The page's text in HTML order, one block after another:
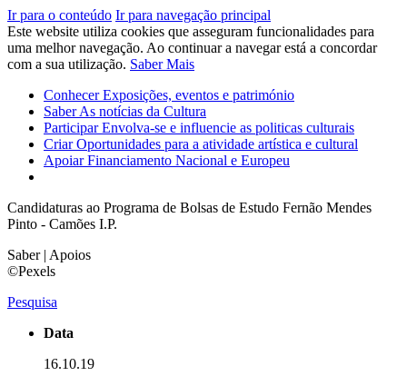
Ir para o conteúdo Ir para navegação principal
Este website utiliza cookies que asseguram funcionalidades para
uma melhor navegação. Ao continuar a navegar está a concordar
com a sua utilização. Saber Mais
ConhecerExposições, eventos e património
SaberAs notícias da Cultura
ParticiparEnvolva-se e influencie as politicas culturais
CriarOportunidades para a atividade artística e cultural
ApoiarFinanciamento Nacional e Europeu
Candidaturas ao Programa de Bolsas de Estudo Fernão Mendes
Pinto - Camões I.P.
Saber | Apoios
©Pexels
Pesquisa
Data
16.10.19